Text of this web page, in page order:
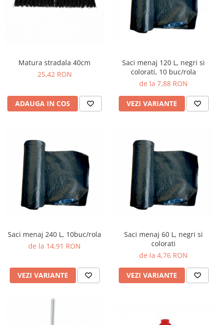
Matura stradala 40cm
25,42 RON
ADAUGA IN COS
Saci menaj 120 L, negri si
colorati, 10 buc/rola
de la 7,88 RON
VEZI VARIANTE
Saci menaj 240 L, 10buc/rola
de la 14,91 RON
VEZI VARIANTE
Saci menaj 60 L, negri si
colorati
de la 4,76 RON
VEZI VARIANTE